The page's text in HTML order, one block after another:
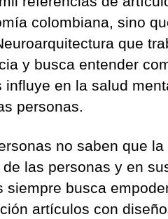
colombiana, sino
que
y busca entender
influye en la salud
personas.
no saben que
las personas y en
siempre busca
artículos con